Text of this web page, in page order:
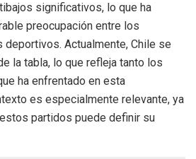
significativos, lo que ha
preocupación entre los
Actualmente, Chile se
la tabla, lo que refleja tanto los
ha enfrentado en esta
es especialmente relevante, ya
partidos puede definir su